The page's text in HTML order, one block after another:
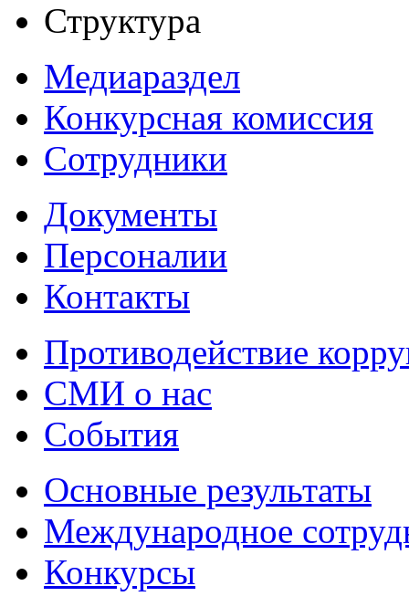
Структура
Медиараздел
Конкурсная комиссия
Сотрудники
Документы
Персоналии
Контакты
Противодействие
СМИ о нас
События
Основные результаты
Международное
Конкурсы